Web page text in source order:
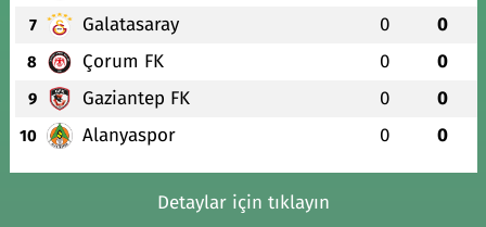
7 Galatasaray 0 0
8 Çorum FK 0 0
9 Gaziantep FK 0 0
10 Alanyaspor 0 0
Detaylar için tıklayın